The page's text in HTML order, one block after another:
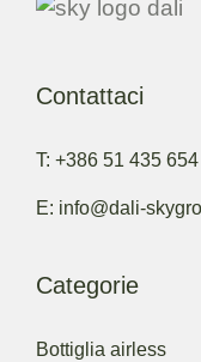
Contattaci
T: +386 51 435 654
E: info@dali-
Categorie
Bottiglia airless